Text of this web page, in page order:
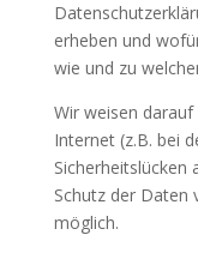
erheben und
wie und zu
Wir weisen
Internet (z.B. bei
Sicherheitslücken
Schutz der Daten
möglich.